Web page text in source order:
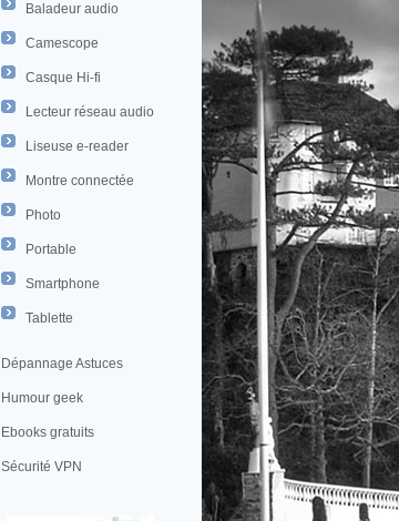
Baladeur audio
Camescope
Casque Hi-fi
Lecteur réseau audio
Liseuse e-reader
Montre connectée
Photo
Portable
Smartphone
Tablette
Dépannage Astuces
Humour geek
Ebooks gratuits
Sécurité VPN